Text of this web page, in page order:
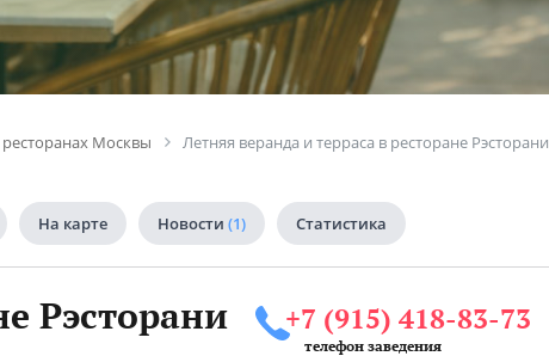
Москвы Летняя веранда и терраса в ресторане Рэсторани
На карте Новости (1) Статистика
Рэсторани +7 (915) 418-83-73
телефон заведения